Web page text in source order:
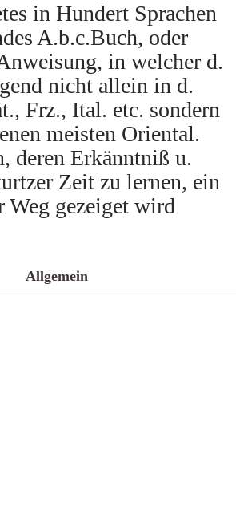
in Hundert Sprachen
A.b.c.Buch, oder
in welcher d.
nicht allein in d.
Frz., Ital. etc. sondern
meisten Oriental.
deren Erkänntniß u.
Zeit zu lernen, ein
Weg gezeiget wird
Allgemein